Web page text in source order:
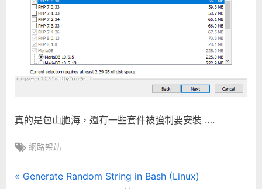
真的是包山胞海，還有一些套件被強制要安裝 ….
Tags:
網路架站
文
P
Generate Random String in Bash (Linux)